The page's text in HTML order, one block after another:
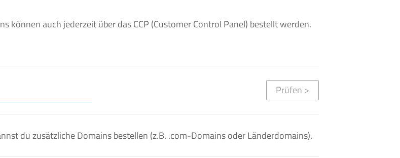
können auch jederzeit über das CCP (Customer Control Panel) bestellt werden.
Prüfen >
du zusätzliche Domains bestellen (z.B. .com-Domains oder Länderdomains).